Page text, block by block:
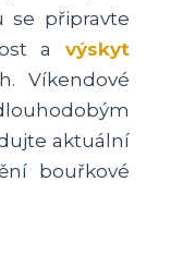
se připravte
a výskyt
Víkendové
aktuální
bouřkové